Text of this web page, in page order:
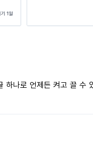
하나로 언제든 켜고 끌 수